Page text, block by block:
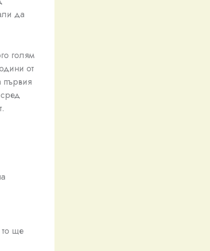
да
голям
от
първия
то ще